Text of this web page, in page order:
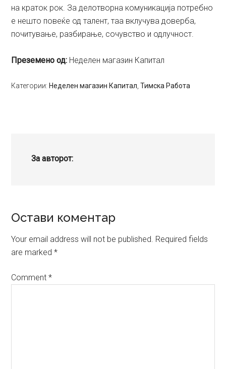
на краток рок. За делотворна комуникација потребно
е нешто повеќе од талент, таа вклучува доверба,
почитување, разбирање, сочувство и одлучност.
Преземено од: Неделен магазин Капитал
Категории: Неделен магазин Капитал ,Тимска Работа
За авторот:
Reader
Interactions
Остави коментар
Your email address will not be published. Required fields
are marked*
Comment*